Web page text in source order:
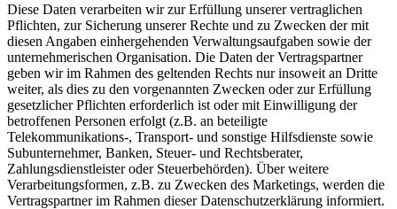
Diese Daten verarbeiten wir zur Erfüllung unserer vertraglichen
Pflichten, zur Sicherung unserer Rechte und zu Zwecken der mit
diesen Angaben einhergehenden Verwaltungsaufgaben sowie der
unternehmerischen Organisation. Die Daten der Vertragspartner
geben wir im Rahmen des geltenden Rechts nur insoweit an Dritte
weiter, als dies zu den vorgenannten Zwecken oder zur Erfüllung
gesetzlicher Pflichten erforderlich ist oder mit Einwilligung der
betroffenen Personen erfolgt (z.B. an beteiligte
Telekommunikations-, Transport- und sonstige Hilfsdienste sowie
Subunternehmer, Banken, Steuer- und Rechtsberater,
Zahlungsdienstleister oder Steuerbehörden). Über weitere
Verarbeitungsformen, z.B. zu Zwecken des Marketings, werden die
Vertragspartner im Rahmen dieser Datenschutzerklärung informiert.